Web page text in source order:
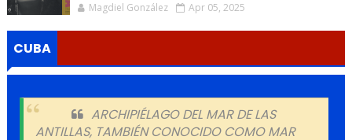
Magdiel González Apr 05, 2025
CUBA
ARCHIPIÉLAGO DEL MAR DE LAS
ANTILLAS, TAMBIÉN CONOCIDO COMO MAR